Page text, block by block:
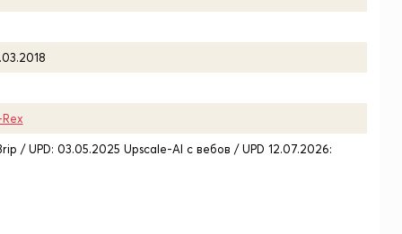
/ UPD: 03.05.2025 Upscale-AI с вебов / UPD 12.07.2026: